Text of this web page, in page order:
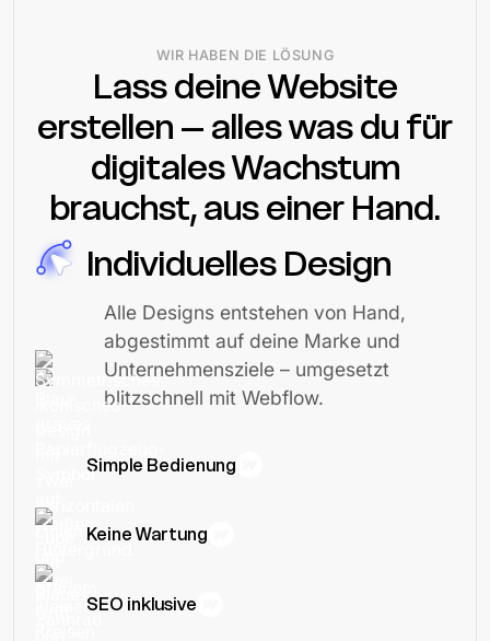
WIR HABEN DIE LÖSUNG
Lass deine Website
erstellen – alles was du für
digitales Wachstum
brauchst, aus einer Hand.
Individuelles Design
Alle Designs entstehen von Hand,
abgestimmt auf deine Marke und
Unternehmensziele – umgesetzt
blitzschnell mit Webflow.
Simple Bedienung
Keine Wartung
SEO inklusive